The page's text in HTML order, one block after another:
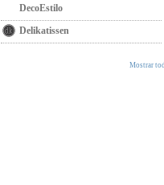
DecoEstilo
Delikatissen
Mostrar